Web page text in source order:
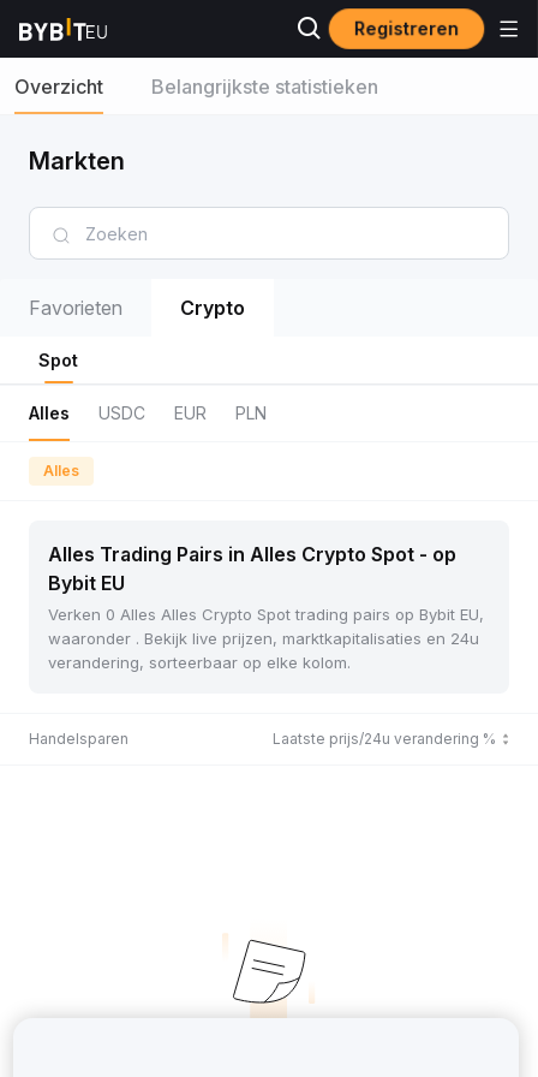
Registreren
Overzicht Belangrijkste statistieken
Markten
Favorieten Crypto
Spot
Alles USDC EUR PLN
Alles
Alles Trading Pairs in Alles Crypto Spot - op
Bybit EU
Verken 0 Alles Alles Crypto Spot trading pairs op Bybit EU,
waaronder . Bekijk live prijzen, marktkapitalisaties en 24u
verandering, sorteerbaar op elke kolom.
Handelsparen Laatste prijs/24u verandering %